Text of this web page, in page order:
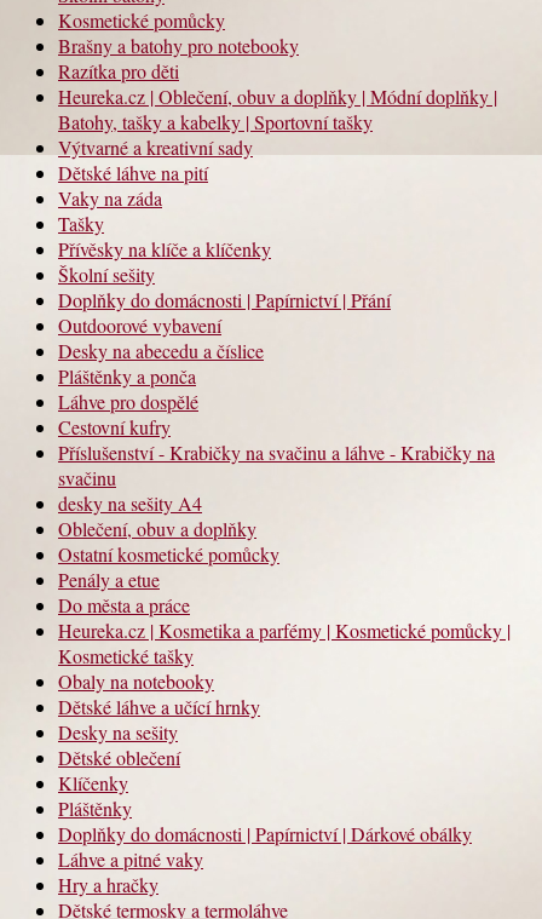
Kosmetické pomůcky
Brašny a batohy pro notebooky
Razítka pro děti
Heureka.cz | Oblečení, obuv a doplňky | Módní doplňky |
Batohy, tašky a kabelky | Sportovní tašky
Výtvarné a kreativní sady
Dětské láhve na pití
Vaky na záda
Tašky
Přívěsky na klíče a klíčenky
Školní sešity
Doplňky do domácnosti | Papírnictví | Přání
Outdoorové vybavení
Desky na abecedu a číslice
Pláštěnky a ponča
Láhve pro dospělé
Cestovní kufry
Příslušenství - Krabičky na svačinu a láhve - Krabičky na
svačinu
desky na sešity A4
Oblečení, obuv a doplňky
Ostatní kosmetické pomůcky
Penály a etue
Do města a práce
Heureka.cz | Kosmetika a parfémy | Kosmetické pomůcky |
Kosmetické tašky
Obaly na notebooky
Dětské láhve a učící hrnky
Desky na sešity
Dětské oblečení
Klíčenky
Pláštěnky
Doplňky do domácnosti | Papírnictví | Dárkové obálky
Láhve a pitné vaky
Hry a hračky
Dětské termosky a termoláhve